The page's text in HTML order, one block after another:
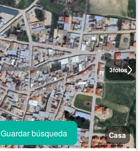
3fotos
Casa
Guardar búsqueda